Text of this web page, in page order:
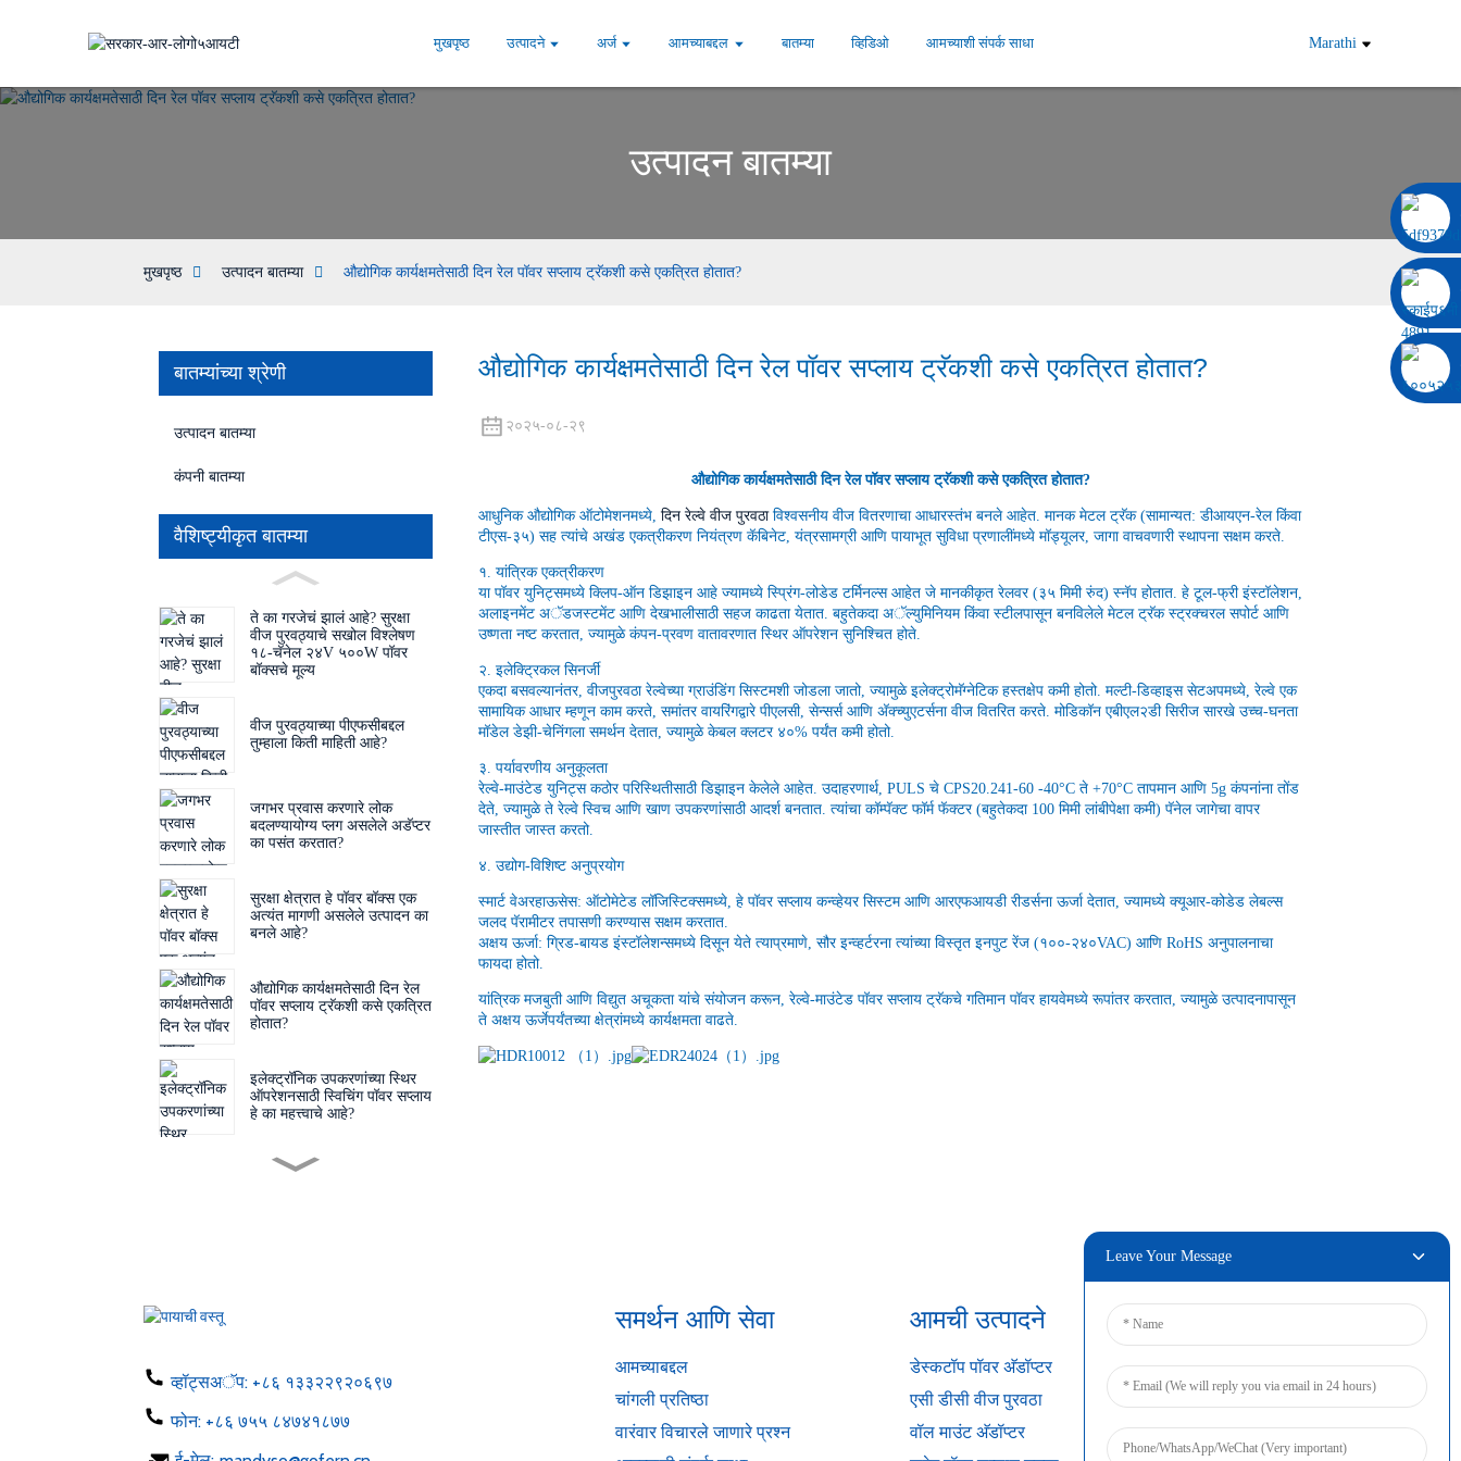
मुखपृष्ठ उत्पादने अर्ज आमच्याबद्दल बातम्या व्हिडिओ आमच्याशी संपर्क साधा Marathi
उत्पादन बातम्या
मुखपृष्ठ उत्पादन बातम्या औद्योगिक कार्यक्षमतेसाठी दिन रेल पॉवर सप्लाय ट्रॅकशी कसे एकत्रित होतात?
बातम्यांच्या श्रेणी
उत्पादन बातम्या
कंपनी बातम्या
वैशिष्ट्यीकृत बातम्या
ते का गरजेचं झालं आहे? सुरक्षा
वीज पुरवठ्याचे सखोल विश्लेषण
१८-चॅनेल २४V ५००W पॉवर
बॉक्सचे मूल्य
वीज पुरवठ्याच्या पीएफसीबद्दल
तुम्हाला किती माहिती आहे?
जगभर प्रवास करणारे लोक
बदलण्यायोग्य प्लग असलेले अडॅप्टर
का पसंत करतात?
सुरक्षा क्षेत्रात हे पॉवर बॉक्स एक
अत्यंत मागणी असलेले उत्पादन का
बनले आहे?
औद्योगिक कार्यक्षमतेसाठी दिन रेल
पॉवर सप्लाय ट्रॅकशी कसे एकत्रित
होतात?
इलेक्ट्रॉनिक उपकरणांच्या स्थिर
ऑपरेशनसाठी स्विचिंग पॉवर सप्लाय
हे का महत्त्वाचे आहे?
योग्य स्विचिंग पॉवर सप्लाय
सप्लाय का निवडत आहेत?
तुम्हाला कोणते तपशील माहित
औद्योगिक कार्यक्षमतेसाठी दिन रेल पॉवर सप्लाय ट्रॅकशी कसे एकत्रित होतात?
२०२५-०८-२९
औद्योगिक कार्यक्षमतेसाठी दिन रेल पॉवर सप्लाय ट्रॅकशी कसे एकत्रित होतात?
आधुनिक औद्योगिक ऑटोमेशनमध्ये, दिन रेल्वे वीज पुरवठाविश्वसनीय वीज वितरणाचा आधारस्तंभ बनले आहेत. मानक मेटल ट्रॅक (सामान्यत: डीआयएन-रेल किंवा
टीएस-३५) सह त्यांचे अखंड एकत्रीकरण नियंत्रण कॅबिनेट, यंत्रसामग्री आणि पायाभूत सुविधा प्रणालींमध्ये मॉड्यूलर, जागा वाचवणारी स्थापना सक्षम करते.
१. यांत्रिक एकत्रीकरण‌
या पॉवर युनिट्समध्ये क्लिप-ऑन डिझाइन आहे ज्यामध्ये स्प्रिंग-लोडेड टर्मिनल्स आहेत जे मानकीकृत रेलवर (३५ मिमी रुंद) स्नॅप होतात. हे टूल-फ्री इंस्टॉलेशन,
अलाइनमेंट अॅडजस्टमेंट आणि देखभालीसाठी सहज काढता येतात. बहुतेकदा अॅल्युमिनियम किंवा स्टीलपासून बनविलेले मेटल ट्रॅक स्ट्रक्चरल सपोर्ट आणि
उष्णता नष्ट करतात, ज्यामुळे कंपन-प्रवण वातावरणात स्थिर ऑपरेशन सुनिश्चित होते.
२. इलेक्ट्रिकल सिनर्जी‌
एकदा बसवल्यानंतर, वीजपुरवठा रेल्वेच्या ग्राउंडिंग सिस्टमशी जोडला जातो, ज्यामुळे इलेक्ट्रोमॅग्नेटिक हस्तक्षेप कमी होतो. मल्टी-डिव्हाइस सेटअपमध्ये, रेल्वे एक
सामायिक आधार म्हणून काम करते, समांतर वायरिंगद्वारे पीएलसी, सेन्सर्स आणि अ‍ॅक्च्युएटर्सना वीज वितरित करते. मोडिकॉन एबीएल२डी सिरीज सारखे उच्च-घनता
मॉडेल डेझी-चेनिंगला समर्थन देतात, ज्यामुळे केबल क्लटर ४०% पर्यंत कमी होतो.
३. पर्यावरणीय अनुकूलता
रेल्वे-माउंटेड युनिट्स कठोर परिस्थितीसाठी डिझाइन केलेले आहेत. उदाहरणार्थ, PULS चे CPS20.241-60 -40°C ते +70°C तापमान आणि 5g कंपनांना तोंड
देते, ज्यामुळे ते रेल्वे स्विच आणि खाण उपकरणांसाठी आदर्श बनतात. त्यांचा कॉम्पॅक्ट फॉर्म फॅक्टर (बहुतेकदा 100 मिमी लांबीपेक्षा कमी) पॅनेल जागेचा वापर
जास्तीत जास्त करतो.
४. उद्योग-विशिष्ट अनुप्रयोग‌
स्मार्ट वेअरहाऊसेस: ऑटोमेटेड लॉजिस्टिक्समध्ये, हे पॉवर सप्लाय कन्व्हेयर सिस्टम आणि आरएफआयडी रीडर्सना ऊर्जा देतात, ज्यामध्ये क्यूआर-कोडेड लेबल्स
जलद पॅरामीटर तपासणी करण्यास सक्षम करतात.
अक्षय ऊर्जा‌: ग्रिड-बायड इंस्टॉलेशन्समध्ये दिसून येते त्याप्रमाणे, सौर इन्व्हर्टरना त्यांच्या विस्तृत इनपुट रेंज (१००-२४०VAC) आणि RoHS अनुपालनाचा
फायदा होतो.
यांत्रिक मजबुती आणि विद्युत अचूकता यांचे संयोजन करून, रेल्वे-माउंटेड पॉवर सप्लाय ट्रॅकचे गतिमान पॉवर हायवेमध्ये रूपांतर करतात, ज्यामुळे उत्पादनापासून
ते अक्षय ऊर्जेपर्यंतच्या क्षेत्रांमध्ये कार्यक्षमता वाढते.
व्हॉट्सअॅप: +८६ १३३२२९२०६९७
फोन: +८६ ७५५ ८४७४१८७७
समर्थन आणि सेवा
आमच्याबद्दल
चांगली प्रतिष्ठा
वारंवार विचारले जाणारे प्रश्न
आमची उत्पादने
डेस्कटॉप पॉवर अ‍ॅडॉप्टर
एसी डीसी वीज पुरवठा
वॉल माउंट अ‍ॅडॉप्टर
Leave Your Message